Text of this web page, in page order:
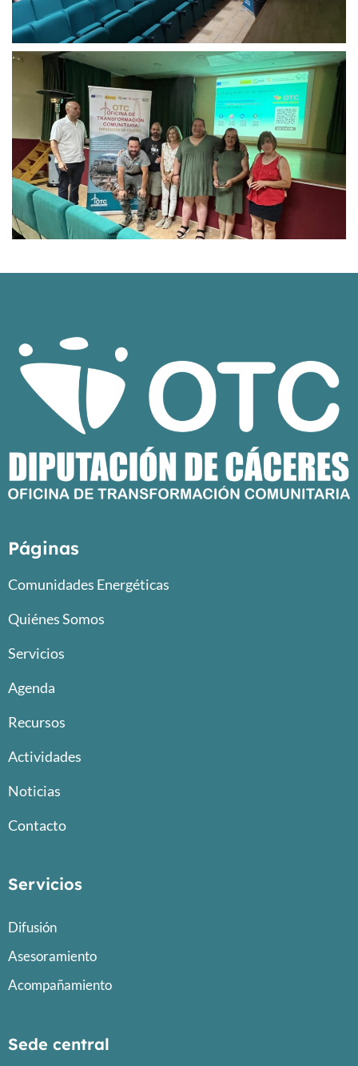
Páginas
Comunidades Energéticas
Quiénes Somos
Servicios
Agenda
Recursos
Actividades
Noticias
Contacto
Servicios
Difusión
Asesoramiento
Acompañamiento
Sede central